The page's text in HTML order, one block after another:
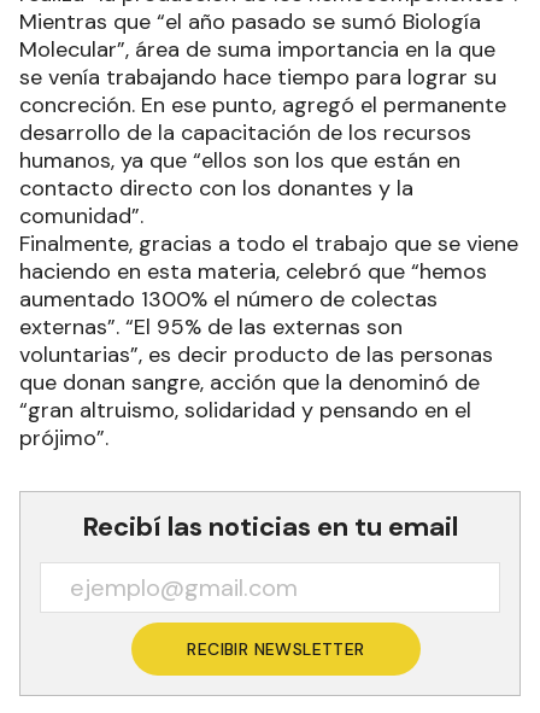
Mientras que “el año pasado se sumó Biología
Molecular”, área de suma importancia en la que
se venía trabajando hace tiempo para lograr su
concreción. En ese punto, agregó el permanente
desarrollo de la capacitación de los recursos
humanos, ya que “ellos son los que están en
contacto directo con los donantes y la
comunidad”.
Finalmente, gracias a todo el trabajo que se viene
haciendo en esta materia, celebró que “hemos
aumentado 1300% el número de colectas
externas”. “El 95% de las externas son
voluntarias”, es decir producto de las personas
que donan sangre, acción que la denominó de
“gran altruismo, solidaridad y pensando en el
prójimo”.
Recibí las noticias en tu email
RECIBIR NEWSLETTER